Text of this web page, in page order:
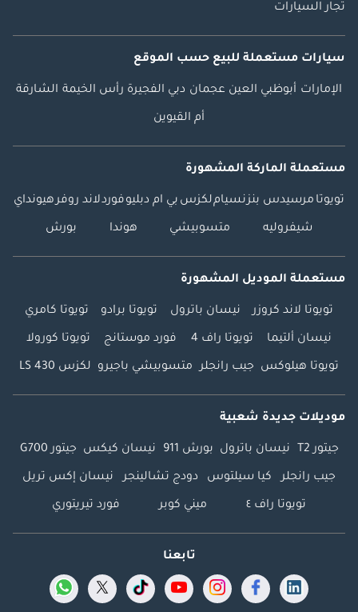
تجار السيارات
سيارات مستعملة للبيع حسب الموقع
الإمارات أبوظبي العين عجمان دبي الفجيرة رأس الخيمة الشارقة
أم القيوين
مستعملة الماركة المشهورة
تويوتا مرسيدس بنزنسياملكزس بي ام دبليوفوردلاند روفرهيونداي
شيفروليه متسوبيشي هوندا بورش
مستعملة الموديل المشهورة
تويوتا لاند كروزر نيسان باترول تويوتا برادو تويوتا كامري
نيسان ألتيما تويوتا راف 4 فورد موستانج تويوتا كورولا
تويوتا هيلوكس جيب رانجلر متسوبيشي باجيرو لكزس LS 430
موديلات جديدة شعبية
جيتور T2 نيسان باترول بورش 911 نيسان كيكس جيتور G700
جيب رانجلر كيا سيلتوس دودج تشالينجر نيسان إكس تريل
تويوتا راف ٤ ميني كوبر فورد تيريتوري
تابعنا